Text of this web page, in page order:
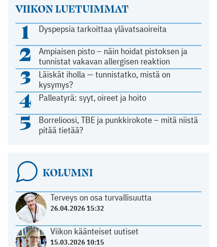
VIIKON LUETUIMMAT
1 Dyspepsia tarkoittaa ylävatsaoireita
2
Ampiaisen pisto – näin hoidat pistoksen ja
tunnistat vakavan allergisen reaktion
3
Läiskät iholla — tunnistatko, mistä on
kysymys?
4 Palleatyrä: syyt, oireet ja hoito
5
Borrelioosi, TBE ja punkkirokote – mitä niistä
pitää tietää?
KOLUMNI
Terveys on osa turvallisuutta
26.04.2026 15:32
Viikon käänteiset uutiset
15.03.2026 10:15